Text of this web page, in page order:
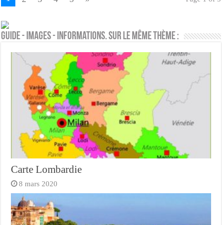
Guide - Images - Informations. Sur le même thème :
Carte Lombardie
8 mars 2020